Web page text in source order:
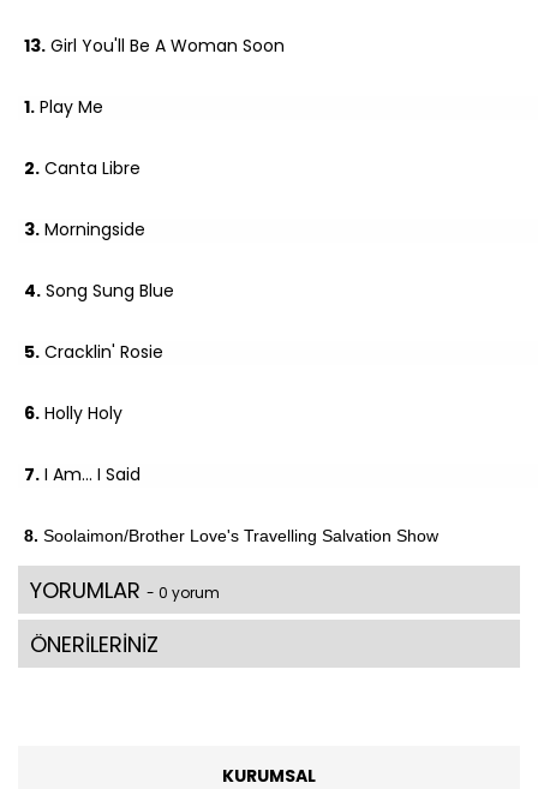
13. Girl You'll Be A Woman Soon
1. Play Me
2. Canta Libre
3. Morningside
4. Song Sung Blue
5. Cracklin' Rosie
6. Holly Holy
7. I Am... I Said
8. Soolaimon/Brother Love's Travelling Salvation Show
YORUMLAR - 0 yorum
ÖNERİLERİNİZ
KURUMSAL